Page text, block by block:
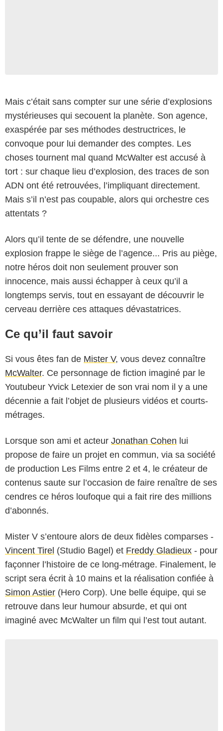
Mais c’était sans compter sur une série d’explosions
mystérieuses qui secouent la planète. Son agence,
exaspérée par ses méthodes destructrices, le
convoque pour lui demander des comptes. Les
choses tournent mal quand McWalter est accusé à
tort : sur chaque lieu d’explosion, des traces de son
ADN ont été retrouvées, l’impliquant directement.
Mais s’il n’est pas coupable, alors qui orchestre ces
attentats ?
Alors qu’il tente de se défendre, une nouvelle
explosion frappe le siège de l’agence... Pris au piège,
notre héros doit non seulement prouver son
innocence, mais aussi échapper à ceux qu’il a
longtemps servis, tout en essayant de découvrir le
cerveau derrière ces attaques dévastatrices.
Ce qu’il faut savoir
Si vous êtes fan de Mister V, vous devez connaître
McWalter. Ce personnage de fiction imaginé par le
Youtubeur Yvick Letexier de son vrai nom il y a une
décennie a fait l’objet de plusieurs vidéos et courts-
métrages.
Lorsque son ami et acteur Jonathan Cohen lui
propose de faire un projet en commun, via sa société
de production Les Films entre 2 et 4, le créateur de
contenus saute sur l’occasion de faire renaître de ses
cendres ce héros loufoque qui a fait rire des millions
d’abonnés.
Mister V s’entoure alors de deux fidèles comparses -
Vincent Tirel (Studio Bagel) et Freddy Gladieux - pour
façonner l’histoire de ce long-métrage. Finalement, le
script sera écrit à 10 mains et la réalisation confiée à
Simon Astier (Hero Corp). Une belle équipe, qui se
retrouve dans leur humour absurde, et qui ont
imaginé avec McWalter un film qui l’est tout autant.